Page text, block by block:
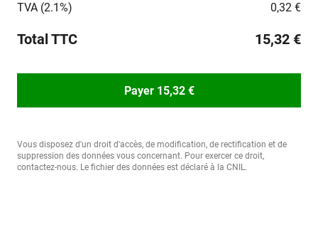
TVA (2.1%)
0,32 €
Total TTC 15,32 €
Payer 15,32 €
Vous disposez d'un droit d'accès, de modification, de rectification et de
suppression des données vous concernant. Pour exercer ce droit,
contactez-nous. Le fichier des données est déclaré à la CNIL.